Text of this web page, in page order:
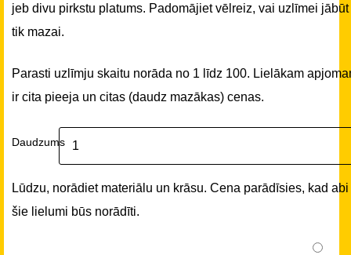
jeb divu pirkstu platums. Padomājiet vēlreiz, vai uzlīmei jābūt
tik mazai.
Parasti uzlīmju skaitu norāda no 1 līdz 100. Lielākam
ir cita pieeja un citas (daudz mazākas) cenas.
Daudzums
Lūdzu, norādiet materiālu un krāsu. Cena parādīsies, kad abi
šie lielumi būs norādīti.